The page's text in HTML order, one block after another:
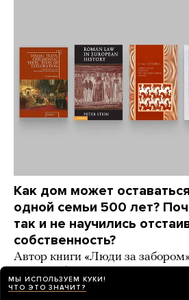
Как дом может
одной семьи 500 лет?
так и не научились
собственность?
Автор книги «Люди за
Трудолюбов советует книги,
на эти вопросы
МЫ ИСПОЛЬЗУЕМ КУКИ!
ЧТО ЭТО ЗНАЧИТ?